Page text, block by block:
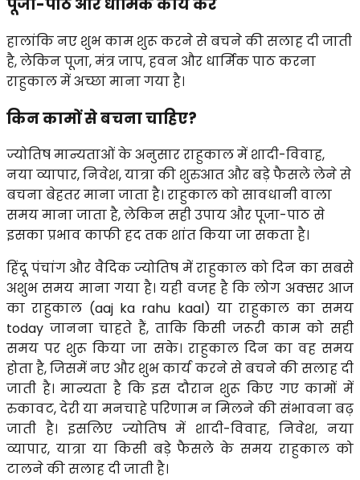
पूजा-पाठ और धार्मिक कार्य करें
हालांकि नए शुभ काम शुरू करने से बचने की सलाह दी जाती
है, लेकिन पूजा, मंत्र जाप, हवन और धार्मिक पाठ करना
राहुकाल में अच्छा माना गया है।
किन कामों से बचना चाहिए?
ज्योतिष मान्यताओं के अनुसार राहुकाल में शादी-विवाह,
नया व्यापार, निवेश, यात्रा की शुरुआत और बड़े फैसले लेने से
बचना बेहतर माना जाता है। राहुकाल को सावधानी वाला
समय माना जाता है, लेकिन सही उपाय और पूजा-पाठ से
इसका प्रभाव काफी हद तक शांत किया जा सकता है।
हिंदू पंचांग और वैदिक ज्योतिष में राहुकाल को दिन का सबसे
अशुभ समय माना गया है। यही वजह है कि लोग अक्सर आज
का राहुकाल (aaj ka rahu kaal) या राहुकाल का समय
today जानना चाहते हैं, ताकि किसी जरूरी काम को सही
समय पर शुरू किया जा सके। राहुकाल दिन का वह समय
होता है, जिसमें नए और शुभ कार्य करने से बचने की सलाह दी
जाती है। मान्यता है कि इस दौरान शुरू किए गए कामों में
रुकावट, देरी या मनचाहे परिणाम न मिलने की संभावना बढ़
जाती है। इसलिए ज्योतिष में शादी-विवाह, निवेश, नया
व्यापार, यात्रा या किसी बड़े फैसले के समय राहुकाल को
टालने की सलाह दी जाती है।